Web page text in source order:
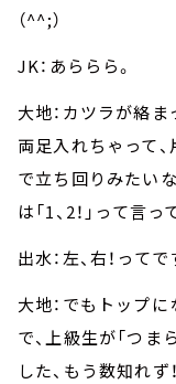
（^^;）
JK：あららら。
大地：カツラが絡
両足入れちゃって
で立ち回りみたい
は「1、2！」って言
出水：左、右！ってで
大地：でもトップ
で、上級生が「つま
した、もう数知れ